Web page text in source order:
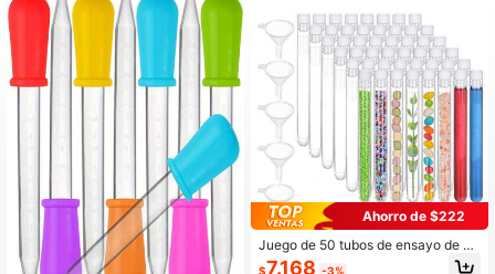
Ahorro de $222
Juego de 50 tubos de ensayo de pl
ástico transparente con fondo redo
$7.168 -3%